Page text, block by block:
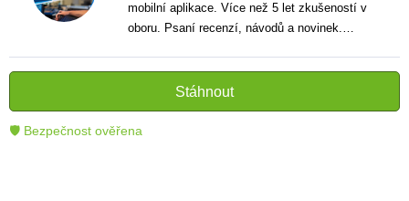
mobilní aplikace. Více než 5 let zkušeností v
oboru. Psaní recenzí, návodů a novinek.
pomáhají čtenářům lépe porozumět a využít
moderní technologie.
Stáhnout
🛡 Bezpečnost ověřena